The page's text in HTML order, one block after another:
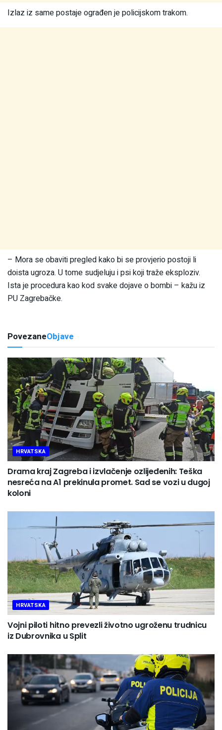
Izlaz iz same postaje ograđen je policijskom trakom.
– Mora se obaviti pregled kako bi se provjerio postoji li
doista ugroza. U tome sudjeluju i psi koji traže eksploziv.
Ista je procedura kao kod svake dojave o bombi – kažu iz
PU Zagrebačke.
PovezaneObjave
HRVATSKA
Drama kraj Zagreba i izvlačenje ozlijeđenih: Teška
nesreća na A1 prekinula promet. Sad se vozi u dugoj
koloni
HRVATSKA
Vojni piloti hitno prevezli životno ugroženu trudnicu
iz Dubrovnika u Split